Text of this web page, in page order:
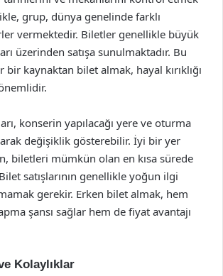
grup, dünya genelinde farklı
vermektedir. Biletler genellikle büyük
üzerinden satışa sunulmaktadır. Bu
kaynaktan bilet almak, hayal kırıklığı
konserin yapılacağı yere ve oturma
değişiklik gösterebilir. İyi bir yer
biletleri mümkün olan en kısa sürede
satışlarının genellikle yoğun ilgi
gerekir. Erken bilet almak, hem
şansı sağlar hem de fiyat avantajı
Kolaylıklar